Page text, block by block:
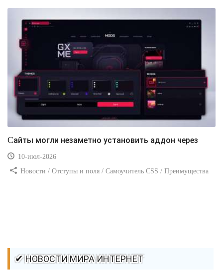
Сайты могли незаметно установить аддон через
10-июл-2026
Новости / Отступы и поля / Самоучитель CSS / Преимущества
✔ НОВОСТИ МИРА ИНТЕРНЕТ